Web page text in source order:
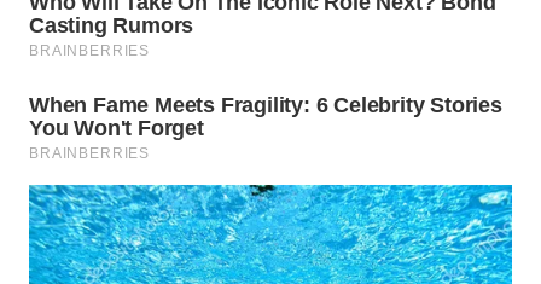
WAHANA
LISTRIK
WAHANA
TRAVEL
WAHANA
TV